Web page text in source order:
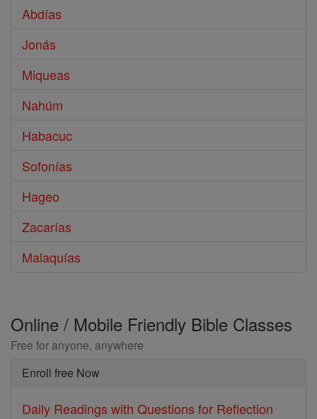
Abdías
Jonás
Miqueas
Nahúm
Habacuc
Sofonías
Hageo
Zacarías
Malaquías
Online / Mobile Friendly Bible Classes
Free for anyone, anywhere
Enroll free Now
Daily Readings with Questions for Reflection